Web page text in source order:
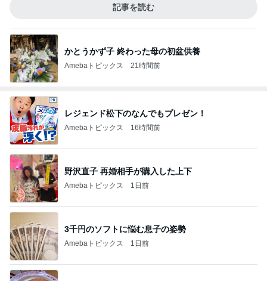
記事を読む
かとうかず子 終わった母の初盆供養
Amebaトピックス 21時間前
レジェンド松下のなんでもプレゼン！
Amebaトピックス 16時間前
野沢直子 再婚相手が購入した上下
Amebaトピックス 1日前
3千円のソフトに悩む息子の姿勢
Amebaトピックス 1日前